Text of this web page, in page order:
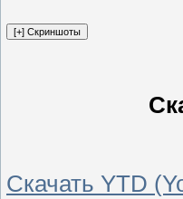
Скачать YTD